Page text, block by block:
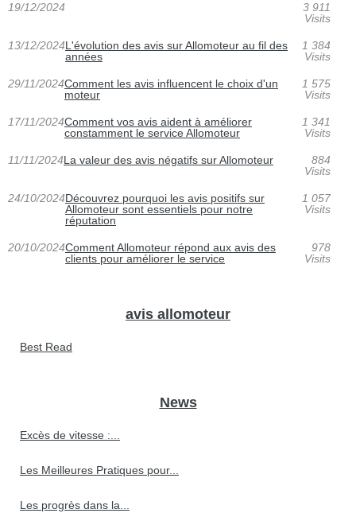
19/12/2024
3 911
Visits
13/12/2024L'évolution des avis sur Allomoteur au fil des
années
1 384
Visits
29/11/2024Comment les avis influencent le choix d'un
moteur
1 575
Visits
17/11/2024Comment vos avis aident à améliorer
constamment le service Allomoteur
1 341
Visits
11/11/2024La valeur des avis négatifs sur Allomoteur
884
Visits
24/10/2024Découvrez pourquoi les avis positifs sur
Allomoteur sont essentiels pour notre
réputation
1 057
Visits
20/10/2024Comment Allomoteur répond aux avis des
clients pour améliorer le service
978
Visits
avis allomoteur
Best Read
News
Excès de vitesse :...
Les Meilleures Pratiques pour...
Les progrès dans la...